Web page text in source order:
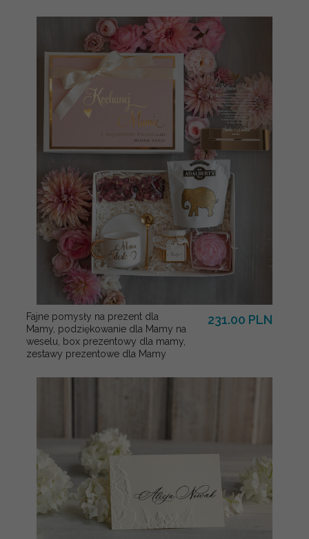
Fajne pomysły na prezent dla
Mamy, podziękowanie dla Mamy na
weselu, box prezentowy dla mamy,
zestawy prezentowe dla Mamy
231.00 PLN